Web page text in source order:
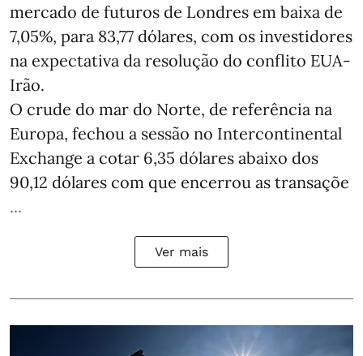
mercado de futuros de Londres em baixa de
7,05%, para 83,77 dólares, com os investidores
na expectativa da resolução do conflito EUA-
Irão.
O crude do mar do Norte, de referência na
Europa, fechou a sessão no Intercontinental
Exchange a cotar 6,35 dólares abaixo dos
90,12 dólares com que encerrou as transaçõe
...
Ver mais